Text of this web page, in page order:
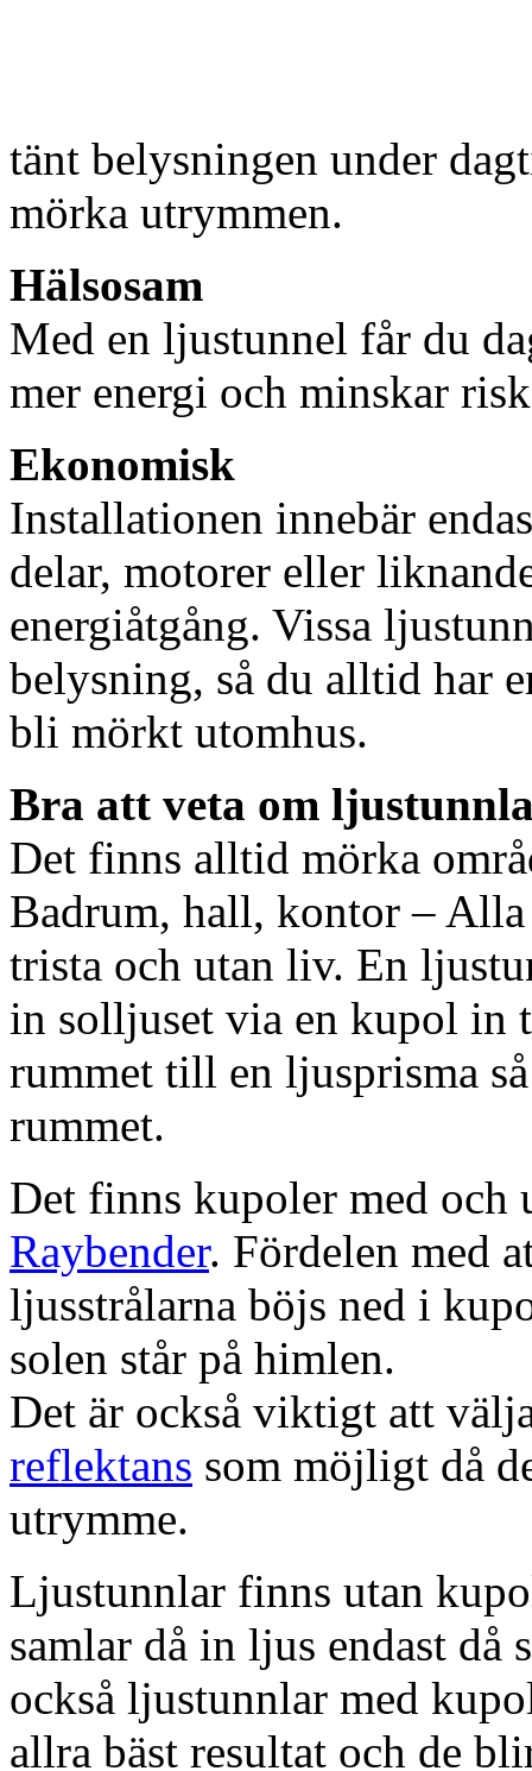
tänt belysningen under
mörka utrymmen.
Hälsosam
Med en ljustunnel får du
mer energi och minskar
Ekonomisk
Installationen innebär
delar, motorer eller
energiåtgång. Vissa
belysning, så du alltid har
bli mörkt utomhus.
Bra att veta om
Det finns alltid mörka
Badrum, hall, kontor – Alla
trista och utan liv. En
in solljuset via en kupol in
rummet till en ljusprisma
rummet.
Det finns kupoler med och
Raybender. Fördelen med
ljusstrålarna böjs ned i
solen står på himlen.
Det är också viktigt att
reflektans som möjligt då
utrymme.
Ljustunnlar finns utan
samlar då in ljus endast då
också ljustunnlar med
allra bäst resultat och de